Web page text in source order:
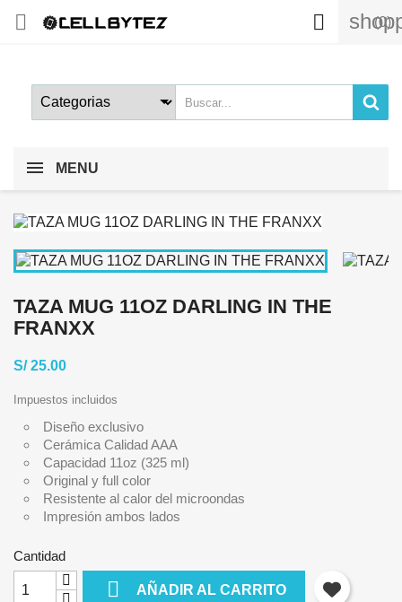
 (0)

MENU
TAZA MUG 11OZ DARLING IN THE
FRANXX
S/ 25.00
Impuestos incluidos
Diseño exclusivo
Cerámica Calidad AAA
Capacidad 11oz (325 ml)
Original y full color
Resistente al calor del microondas
Impresión ambos lados
Cantidad
 AÑADIR AL CARRITO